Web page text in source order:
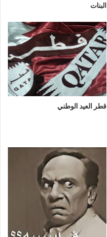
البنات
قطر العيد الوطني